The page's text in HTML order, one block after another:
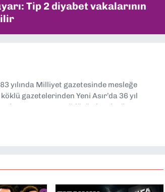
Tip 2 diyabet vakalarının
yılında Milliyet gazetesinde mesleğe
gazetelerinden Yeni Asır’da 36 yıl
ve spor müdürü olarak görev
yapıyorum